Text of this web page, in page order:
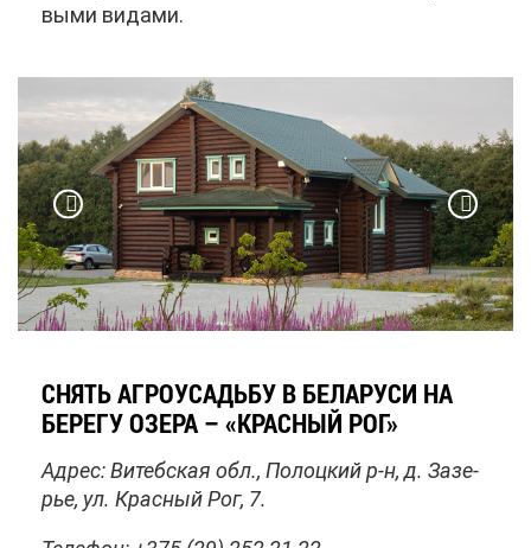
вы­ми ви­да­ми.
СНЯТЬ АГ­РО­УСАДЬ­БУ В БЕ­ЛА­РУ­СИ НА
БЕ­РЕ­ГУ ОЗЕ­РА – «КРАС­НЫЙ РОГ»
Ад­рес: Ви­теб­ская обл., По­лоц­кий р-н, д. За­зе­
рье, ул. Крас­ный Рог, 7.